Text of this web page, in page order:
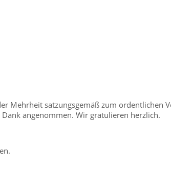
Mehrheit satzungsgemäß zum ordentlichen
angenommen. Wir gratulieren herzlich.